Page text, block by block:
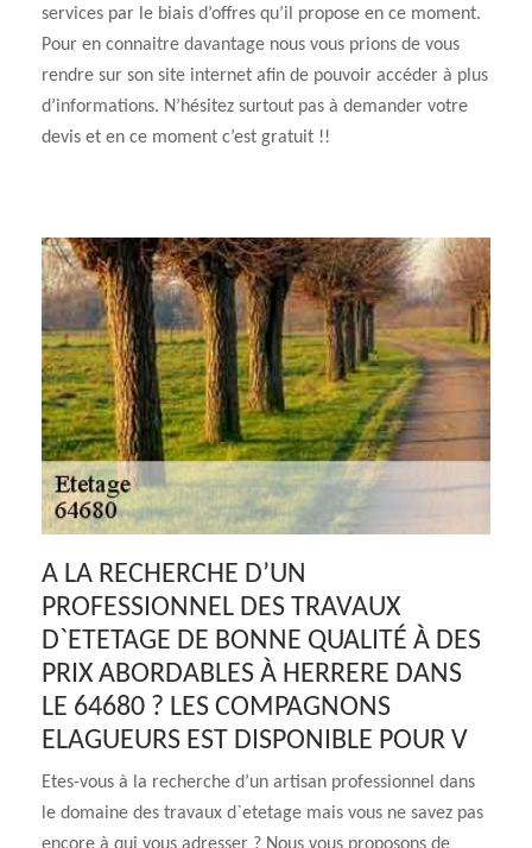
services par le biais d’offres qu’il propose en ce moment.
Pour en connaitre davantage nous vous prions de vous
rendre sur son site internet afin de pouvoir accéder à plus
d’informations. N’hésitez surtout pas à demander votre
devis et en ce moment c’est gratuit !!
A LA RECHERCHE D’UN
PROFESSIONNEL DES TRAVAUX
D`ETETAGE DE BONNE QUALITÉ À DES
PRIX ABORDABLES À HERRERE DANS
LE 64680 ? LES COMPAGNONS
ELAGUEURS EST DISPONIBLE POUR V
Etes-vous à la recherche d’un artisan professionnel dans
le domaine des travaux d`etetage mais vous ne savez pas